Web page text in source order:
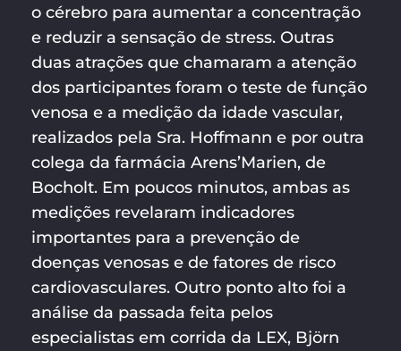
o cérebro para aumentar a concentração
e reduzir a sensação de stress. Outras
duas atrações que chamaram a atenção
dos participantes foram o teste de função
venosa e a medição da idade vascular,
realizados pela Sra. Hoffmann e por outra
colega da farmácia Arens’Marien, de
Bocholt. Em poucos minutos, ambas as
medições revelaram indicadores
importantes para a prevenção de
doenças venosas e de fatores de risco
cardiovasculares. Outro ponto alto foi a
análise da passada feita pelos
especialistas em corrida da LEX, Björn